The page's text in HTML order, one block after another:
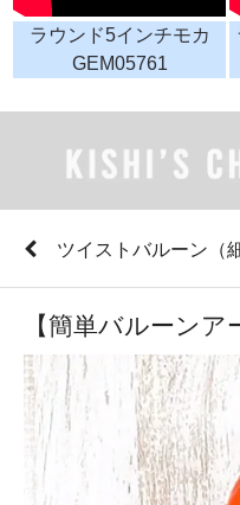
ラウンド5インチモカ
GEM05761
ツイストバルーン（
【簡単バルーン